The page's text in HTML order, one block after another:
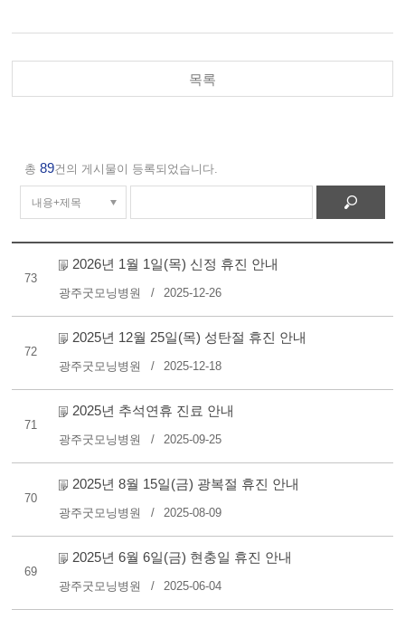
목록
총89건의 게시물이 등록되었습니다.
73
2026년 1월 1일(목) 신정 휴진 안내
광주굿모닝병원 2025-12-26
72
2025년 12월 25일(목) 성탄절 휴진 안내
광주굿모닝병원 2025-12-18
71
2025년 추석연휴 진료 안내
광주굿모닝병원 2025-09-25
70
2025년 8월 15일(금) 광복절 휴진 안내
광주굿모닝병원 2025-08-09
69
2025년 6월 6일(금) 현충일 휴진 안내
광주굿모닝병원 2025-06-04